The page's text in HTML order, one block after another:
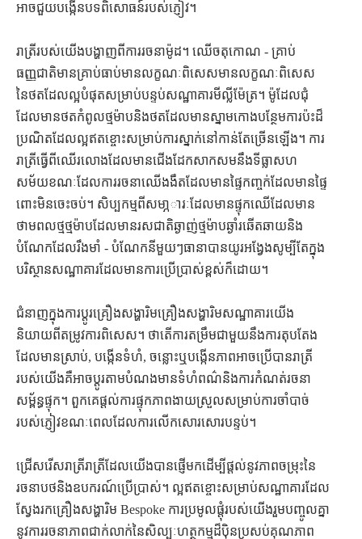
អាចជួយបង្កើនបទពិសោធន៍របស់ភ្ញៀវ។
រាត្រីរបស់យើងបង្ហាញពីការរចនាម៉ូដ។ ឈើចតុកោណ - គ្រាប់
ធញ្ញជាតិមានគ្រាប់ធាប់មានលក្ខណៈពិសេសមានលក្ខណៈពិសេស
នៃថតដែលល្អបំផុតសម្រាប់បន្ទប់សណ្ឋាគារមីល្លីម៉ែត្រ។ ម៉ូដែលជុំ
ដែលមានថតកំពូលថ្មម៉ាបនិងថតដែលមានស្នាមកោងបន្ថែមការប៉ះដ៏
ប្រណិតដែលល្អឥតខ្ចោះសម្រាប់ការស្នាក់នៅកាន់តែច្រើនឡើង។ ការ
រាត្រីធ្វើពីឈើរលោងដែលមានជើងដែកសាកសមនឹងទីធ្លាសហ
សម័យខណៈដែលការរចនាឈើងងឹតដែលមានផ្ទៃកញ្ចក់ដែលមានផ្ទៃ
ពោះមិនចេះចប់។ សិប្បកម្មពីសមា្ភារៈដែលមានផ្ទុកឈើដែលមាន
ថាមពលថ្មថ្មម៉ាបដែលមានរសជាតិឆ្ងាញ់ថ្មម៉ាបឆ្ងាំរឆើតឆាយនិង
បំណែកដែលរឹងមាំ - បំណែកនីមួយៗធានាបានយូរអង្វែងសូម្បីតែក្នុង
បរិស្ថានសណ្ឋាគារដែលមានការប្រើប្រាស់ខ្ពស់ក៏ដោយ។
ជំនាញក្នុងការប្តូរគ្រឿងសង្ហារិមគ្រឿងសង្ហារិមសណ្ឋាគារយើង
និយាយពីតម្រូវការពិសេស។ ថាតើការតម្រឹមជាមួយនឹងការតុបតែង
ដែលមានស្រាប់, បង្កើនទំហំ, ចន្លោះឬបង្កើនភាពអាចប្រើបានរាត្រី
របស់យើងគឺអាចប្ដូរតាមបំណងមានទំហំពណ៌និងការកំណត់រចនា
សម្ព័ន្ធផ្ទុក។ ពួកគេផ្តល់ការផ្ទុកភាពងាយស្រួលសម្រាប់ការចាំបាច់
របស់ភ្ញៀវខណៈពេលដែលការលើកសោរសោរបន្ទប់។
ជ្រើសរើសរាត្រីរាត្រីដែលយើងបានផ្ញើមកដើម្បីផ្តល់នូវភាពចម្រុះនៃ
រចនាបថនិងឧបករណ៍ប្រើប្រាស់។ ល្អឥតខ្ចោះសម្រាប់សណ្ឋាគារដែល
ស្វែងរកគ្រឿងសង្ហារិម Bespoke ការប្រមូលផ្តុំរបស់យើងរួមបញ្ចូលគ្នា
នូវការរចនាភាពជាក់លាក់នៃសិល្បៈហត្ថកម្មដ៏ប៉ិនប្រសប់គុណភាព